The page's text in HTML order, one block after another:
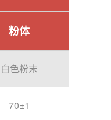
粉体
白色粉末
70±1